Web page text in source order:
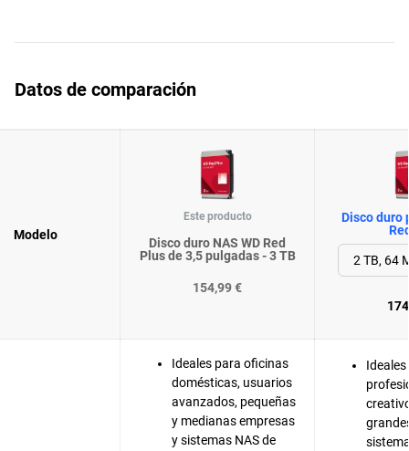
Datos de comparación
Modelo
Este producto
Disco duro NAS WD Red
Plus de 3,5 pulgadas - 3 TB
154,99 €
Disco duro
Ideales para oficinas
domésticas, usuarios
avanzados, pequeñas
y medianas empresas
y sistemas NAS de